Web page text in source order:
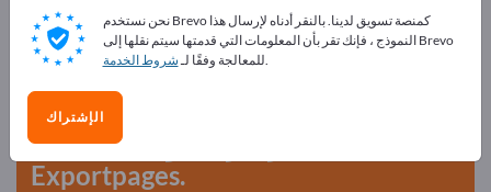
أعلن مجانًا على Exportpages!
الاحتياجات – العروض – السلع المستعملة – جهات الاتصال
التجارية >> ابدأ من هنا
انشر شركتك ومنتجاتك على
Exportpages.
نحن نستخدم Brevo كمنصة تسويق لدينا. بالنقر أدناه لإرسال هذا
النموذج ، فإنك تقر بأن المعلومات التي قدمتها سيتم نقلها إلى Brevo
للمعالجة وفقًا لـشروط الخدمة .
الإشتراك